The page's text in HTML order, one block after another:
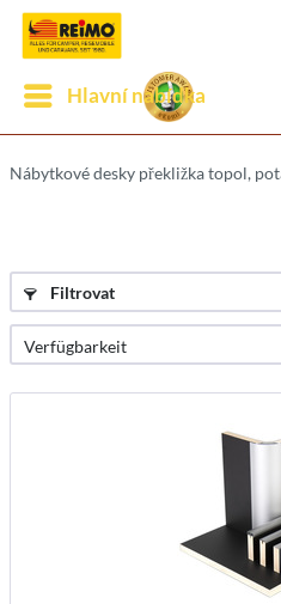
Hlavní nabídka
Nábytkové desky překližka topol,
Filtrovat